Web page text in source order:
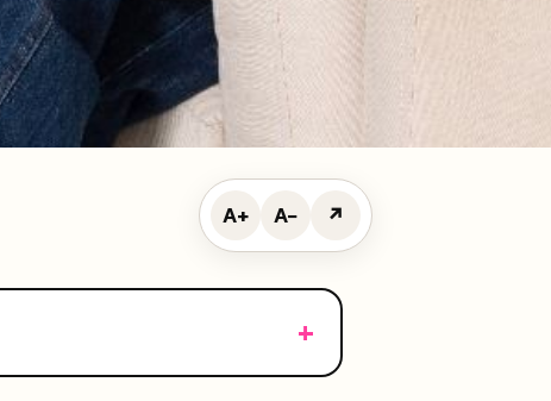
A+ A− ↗